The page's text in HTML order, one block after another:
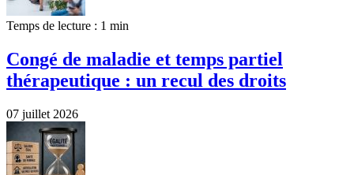
Temps de lecture : 1 min
Congé de maladie et temps partiel
thérapeutique : un recul des droits
07 juillet 2026